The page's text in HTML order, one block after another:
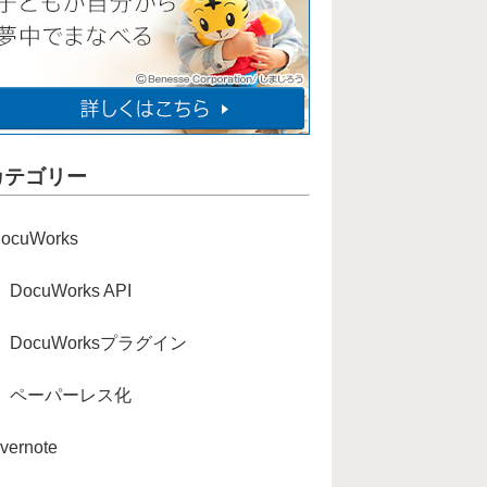
テゴリー
DocuWorks API
DocuWorksプラグイン
ペーパーレス化